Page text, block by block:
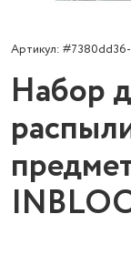
Артикул:
Набор